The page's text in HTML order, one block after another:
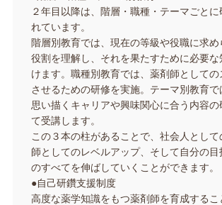
２年目以降は、階層・職種・テーマごとに
れています。
階層別教育では、現在の等級や役職に求
役割を理解し、それを果たすために必要な
けます。職種別教育では、薬剤師としての
させるための研修を実施。テーマ別教育
思い描くキャリアや興味関心に合う内容の
て受講します。
この３本の柱があることで、社会人として
師としてのレベルアップ、そして自分の目
のすべてを伸ばしていくことができます。
●自己研鑽支援制度
高度な薬学知識をもつ薬剤師を育成するこ